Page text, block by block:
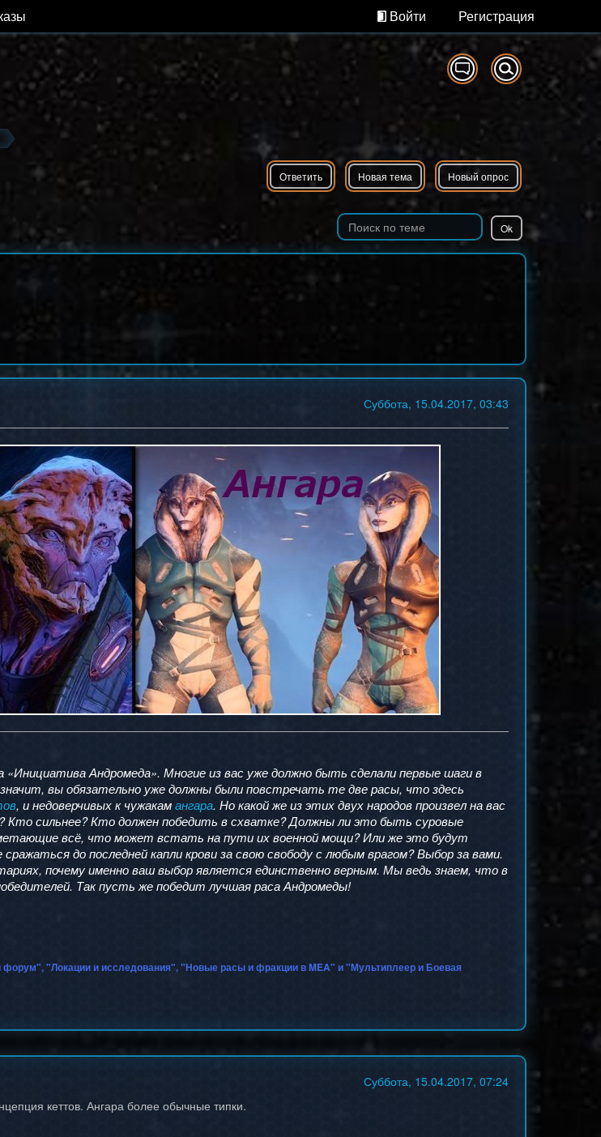
Войти Регистрация
Ответить Новая тема Новый опрос
Суббота, 15.04.2017, 03:43
Андромеда». Многие из вас уже должно быть сделали первые шаги в
вы обязательно уже должны были повстречать те две расы, что здесь
, и недоверчивых к чужакамангара. Но какой же из этих двух народов произвел на вас
Кто сильнее? Кто должен победить в схватке? Должны ли это быть суровые
всё, что может встать на пути их военной мощи? Или же это будут
до последней капли крови за свою свободу с любым врагом? Выбор за вами.
почему именно ваш выбор является единственно верным. Мы ведь знаем, что в
Так пусть же победит лучшая раса Андромеды!
"Локации и исследования", "Новые расы и фракции в MEA" и "Мультиплеер и Боевая
Суббота, 15.04.2017, 07:24
кеттов. Ангара более обычные типки.